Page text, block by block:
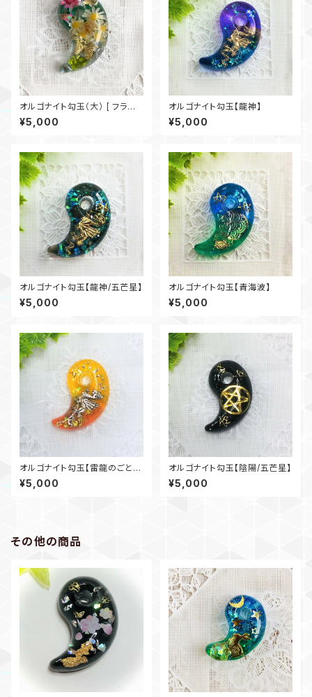
オルゴナイト勾玉（大） [ フラワ
ーパーク]
¥5,000
オルゴナイト勾玉【龍神】
¥5,000
オルゴナイト勾玉【龍神/五芒星】
¥5,000
オルゴナイト勾玉【青海波】
¥5,000
オルゴナイト勾玉【雷龍のごと
く】
¥5,000
オルゴナイト勾玉【陰陽/五芒星】
¥5,000
その他の商品